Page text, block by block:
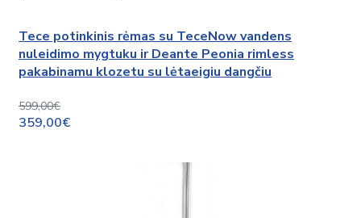
Tece potinkinis rėmas su TeceNow vandens
nuleidimo mygtuku ir Deante Peonia rimless
pakabinamu klozetu su lėtaeigiu dangčiu
599,00€
359,00€